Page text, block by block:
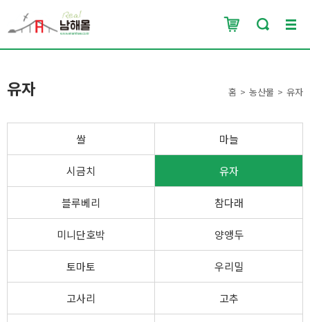
유자 홈 농산물 유자
쌀 마늘
시금치 유자
블루베리 참다래
미니단호박 양앵두
토마토 우리밀
고사리 고추